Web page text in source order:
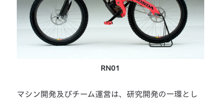
RN01
マシン開発及びチーム運営は、研究開発の一環とし